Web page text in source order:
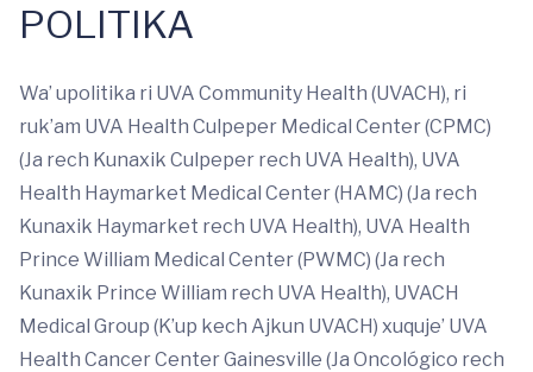
POLITIKA
Wa’ upolitika ri UVA Community Health (UVACH), ri
ruk’am UVA Health Culpeper Medical Center (CPMC)
(Ja rech Kunaxik Culpeper rech UVA Health), UVA
Health Haymarket Medical Center (HAMC) (Ja rech
Kunaxik Haymarket rech UVA Health), UVA Health
Prince William Medical Center (PWMC) (Ja rech
Kunaxik Prince William rech UVA Health), UVACH
Medical Group (K’up kech Ajkun UVACH) xuquje’ UVA
Health Cancer Center Gainesville (Ja Oncológico rech